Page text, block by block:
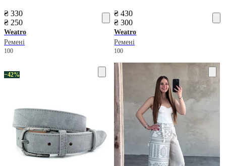
₴ 330
₴ 250
Weatro
Ремені
100
₴ 430
₴ 300
Weatro
Ремені
100
−42%